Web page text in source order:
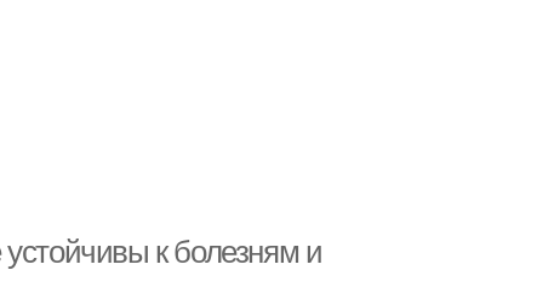
к болезням и